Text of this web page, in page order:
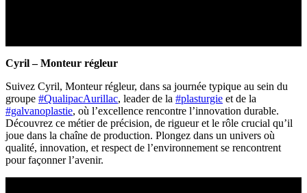
Cyril – Monteur régleur
Suivez Cyril, Monteur régleur, dans sa journée typique au sein du
groupe #QualipacAurillac, leader de la #plasturgie et de la
#galvanoplastie, où l’excellence rencontre l’innovation durable.
Découvrez ce métier de précision, de rigueur et le rôle crucial qu’il
joue dans la chaîne de production. Plongez dans un univers où
qualité, innovation, et respect de l’environnement se rencontrent
pour façonner l’avenir.